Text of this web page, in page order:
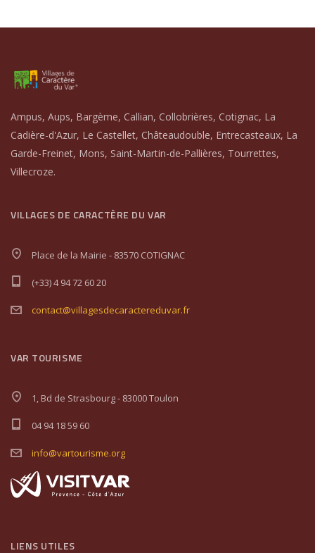
Ampus, Aups, Bargème, Callian, Collobrières, Cotignac, La
Cadière-d'Azur, Le Castellet, Châteaudouble, Entrecasteaux, La
Garde-Freinet, Mons, Saint-Martin-de-Pallières, Tourrettes,
Villecroze.
VILLAGES DE CARACTÈRE DU VAR
Place de la Mairie - 83570 COTIGNAC
(+33) 4 94 72 60 20
contact@villagesdecaractereduvar.fr
VAR TOURISME
1, Bd de Strasbourg - 83000 Toulon
04 94 18 59 60
info@vartourisme.org
LIENS UTILES